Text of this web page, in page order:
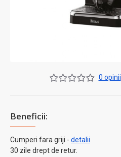
Beneficii:
Cumperi fara griji - detalii
30 zile drept de retur.
0 opinii